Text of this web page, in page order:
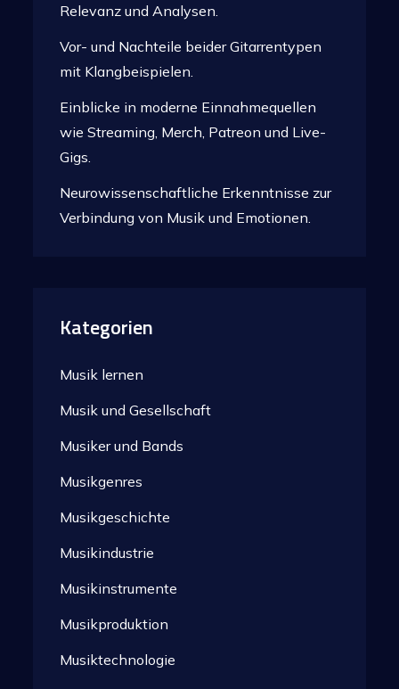
Relevanz und Analysen.
Vor- und Nachteile beider Gitarrentypen
mit Klangbeispielen.
Einblicke in moderne Einnahmequellen
wie Streaming, Merch, Patreon und Live-
Gigs.
Neurowissenschaftliche Erkenntnisse zur
Verbindung von Musik und Emotionen.
Kategorien
Musik lernen
Musik und Gesellschaft
Musiker und Bands
Musikgenres
Musikgeschichte
Musikindustrie
Musikinstrumente
Musikproduktion
Musiktechnologie